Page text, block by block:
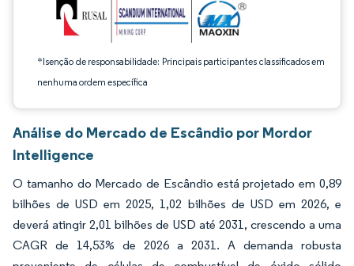
*Isenção de responsabilidade: Principais participantes classificados em
nenhuma ordem específica
Análise do Mercado de Escândio por Mordor
Intelligence
O tamanho do Mercado de Escândio está projetado em 0,89
bilhões de USD em 2025, 1,02 bilhões de USD em 2026, e
deverá atingir 2,01 bilhões de USD até 2031, crescendo a uma
CAGR de 14,53% de 2026 a 2031. A demanda robusta